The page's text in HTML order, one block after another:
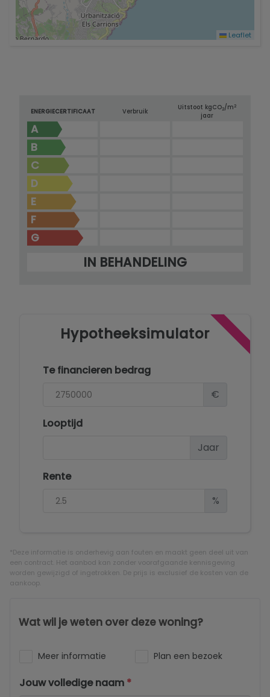
Leaflet
ENERGIECERTIFICAAT Verbruik
Uitstoot kgCO2/m2
jaar
A
B
C
D
E
F
G
IN BEHANDELING
Hypotheeksimulator
Te financieren bedrag
€
Looptijd
Jaar
Rente
%
*Deze informatie is onderhevig aan fouten en maakt geen deel uit van
een contract. Het aanbod kan zonder voorafgaande kennisgeving
worden gewijzigd of ingetrokken. De prijs is exclusief de kosten van de
aankoop.
Wat wil je weten over deze woning?
Meer informatie Plan een bezoek
Jouw volledige naam *